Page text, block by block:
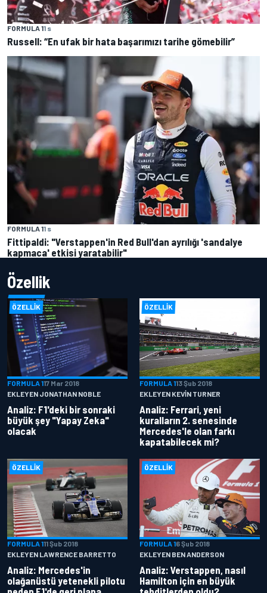
FORMULA 11 s
Russell: “En ufak bir hata başarımızı tarihe gömebilir”
FORMULA 11 s
Fittipaldi: "Verstappen'in Red Bull'dan ayrılığı 'sandalye
kapmaca' etkisi yaratabilir"
Özellik
ÖZELLIK
FORMULA 117 Mar 2018
EKLEYEN JONATHAN NOBLE
Analiz: F1'deki bir sonraki
büyük şey "Yapay Zeka"
olacak
ÖZELLIK
FORMULA 113 Şub 2018
EKLEYEN KEVIN TURNER
Analiz: Ferrari, yeni
kuralların 2. senesinde
Mercedes'le olan farkı
kapatabilecek mi?
ÖZELLIK
FORMULA 111 Şub 2018
EKLEYEN LAWRENCE BARRETTO
Analiz: Mercedes'in
olağanüstü yetenekli pilotu
ÖZELLIK
FORMULA 16 Şub 2018
EKLEYEN BEN ANDERSON
Analiz: Verstappen, nasıl
Hamilton için en büyük